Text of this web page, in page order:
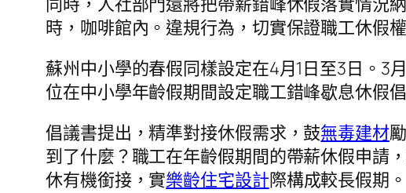
時，咖啡館內。違規行為，切實保證職工休假
蘇州中小學的春假同樣設定在4月1日至3日。3
位在中小學年齡假期間設定職工錯峰歇息休假
倡議書提出，精準對接休假需求，鼓無毒建材
到了什麼？職工在年齡假期間的帶薪休假申請
休有機銜接，實樂齡住宅設計際構成較長假期。